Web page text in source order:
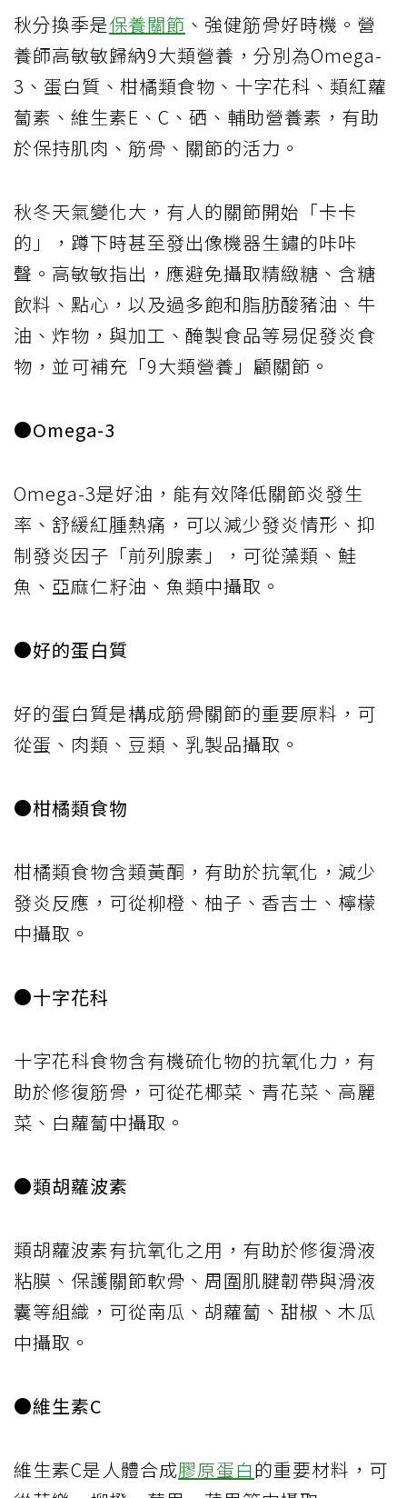
秋分換季是保養關節 、強健筋骨好時機。營
養師高敏敏歸納9大類營養，分別為Omega-
3、蛋白質、柑橘類食物、十字花科、類紅蘿
蔔素、維生素E、C、硒、輔助營養素，有助
於保持肌肉、筋骨、關節的活力。
秋冬天氣變化大，有人的關節開始「卡卡
的」，蹲下時甚至發出像機器生鏽的咔咔
聲。高敏敏指出，應避免攝取精緻糖、含糖
飲料、點心，以及過多飽和脂肪酸豬油、牛
油、炸物，與加工、醃製食品等易促發炎食
物，並可補充「9大類營養」顧關節。
●Omega-3
Omega-3是好油，能有效降低關節炎發生
率、舒緩紅腫熱痛，可以減少發炎情形、抑
制發炎因子「前列腺素」，可從藻類、鮭
魚、亞麻仁籽油、魚類中攝取。
●好的蛋白質
好的蛋白質是構成筋骨關節的重要原料，可
從蛋、肉類、豆類、乳製品攝取。
●柑橘類食物
柑橘類食物含類黃酮，有助於抗氧化，減少
發炎反應，可從柳橙、柚子、香吉士、檸檬
中攝取。
●十字花科
十字花科食物含有機硫化物的抗氧化力，有
助於修復筋骨，可從花椰菜、青花菜、高麗
菜、白蘿蔔中攝取。
●類胡蘿波素
類胡蘿波素有抗氧化之用，有助於修復滑液
粘膜、保護關節軟骨、周圍肌腱韌帶與滑液
囊等組織，可從南瓜、胡蘿蔔、甜椒、木瓜
中攝取。
●維生素C
維生素C是人體合成膠原蛋白的重要材料，可